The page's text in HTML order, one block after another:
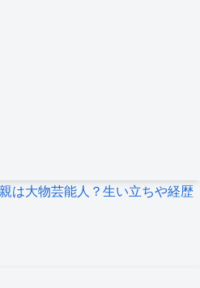
は大物芸能人？生い立ちや経歴